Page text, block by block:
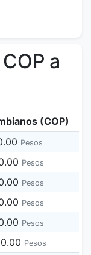
a
(COP)
Pesos
Pesos
Pesos
Pesos
Pesos
Pesos